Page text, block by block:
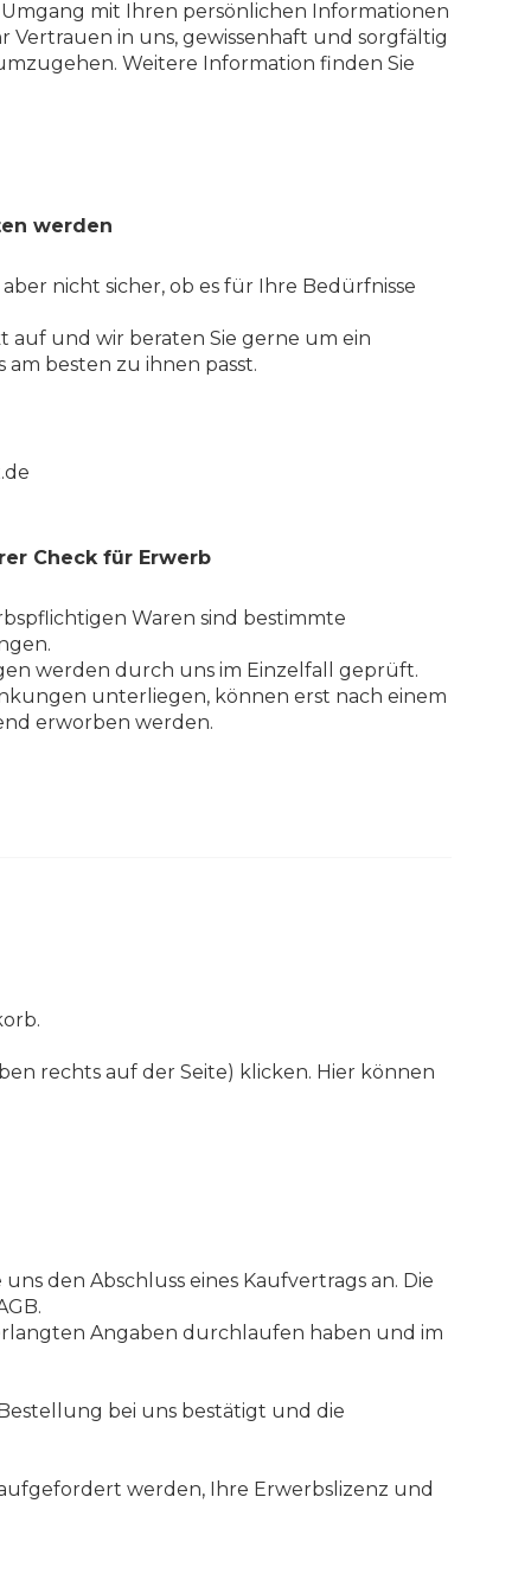
Umgang mit Ihren persönlichen Informationen
Vertrauen in uns, gewissenhaft und sorgfältig
Weitere Information finden Sie
werden
aber nicht sicher, ob es für Ihre Bedürfnisse
auf und wir beraten Sie gerne um ein
besten zu ihnen passt.
Check für Erwerb
Waren sind bestimmte
werden durch uns im Einzelfall geprüft.
unterliegen, können erst nach einem
erworben werden.
rechts auf der Seite) klicken. Hier können
den Abschluss eines Kaufvertrags an. Die
Angaben durchlaufen haben und im
bei uns bestätigt und die
werden, Ihre Erwerbslizenz und